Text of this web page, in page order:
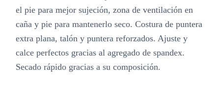
el pie para mejor sujeción, zona de ventilación en
caña y pie para mantenerlo seco. Costura de puntera
extra plana, talón y puntera reforzados. Ajuste y
calce perfectos gracias al agregado de spandex.
Secado rápido gracias a su composición.